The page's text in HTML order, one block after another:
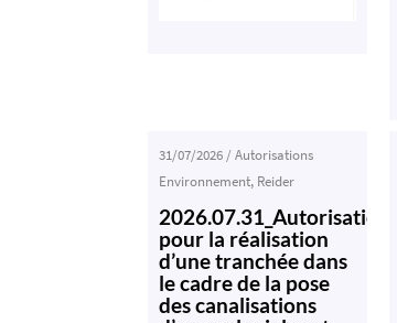
31/07/2026 /Autorisations
Environnement, Reider
2026.07.31_Autorisation
pour la réalisation
d’une tranchée dans
le cadre de la pose
des canalisations